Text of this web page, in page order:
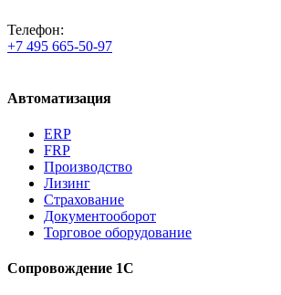
Телефон:
+7 495 665-50-97
Автоматизация
ERP
FRP
Производство
Лизинг
Страхование
Документооборот
Торговое оборудование
Сопровождение 1С